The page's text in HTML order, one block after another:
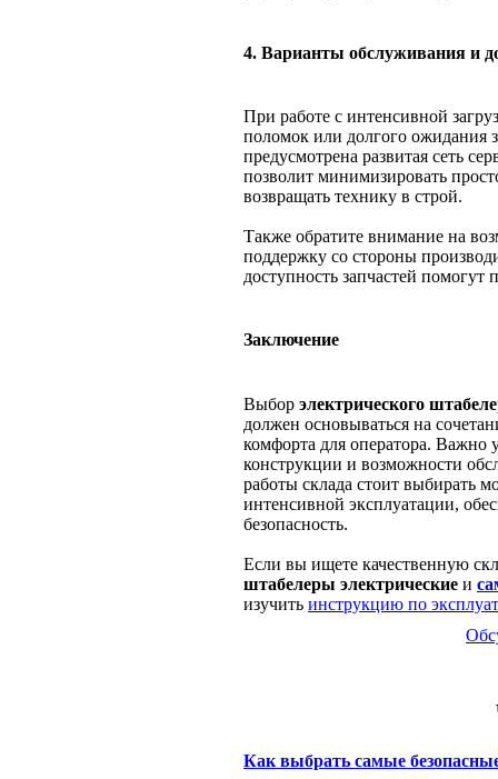
4. Варианты обслуживания и
При работе с интенсивной
поломок или долгого ожидания
предусмотрена развитая сеть
позволит минимизировать
возвращать технику в строй.
Также обратите внимание на
поддержку со стороны
доступность запчастей
Заключение
Выбор электрического
должен основываться на
комфорта для оператора. Важно
конструкции и возможности
работы склада стоит выбирать
интенсивной эксплуатации,
безопасность.
Если вы ищете качественную
штабелеры электрические и
изучить инструкцию по
Как выбрать самые